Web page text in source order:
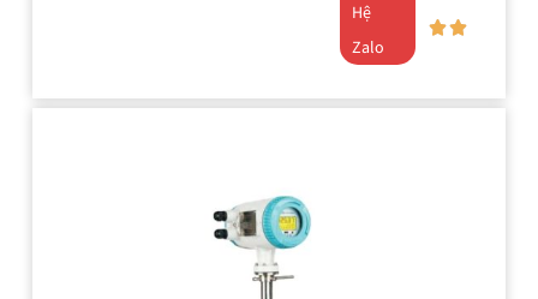
Hệ
Zalo